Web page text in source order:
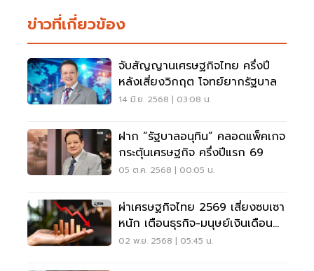
ข่าวที่เกี่ยวข้อง
จับสัญญานเศรษฐกิจไทย ครึ่งปี
หลังเสี่ยงวิกฤต โจทย์ยากรัฐบาล
14 มิ.ย. 2568 | 03:08 น.
ฝาก “รัฐบาลอนุทิน” คลอดแพ็คเกจ
กระตุ้นเศรษฐกิจ ครึ่งปีแรก 69
05 ต.ค. 2568 | 00:05 น.
ผ่าเศรษฐกิจไทย 2569 เสี่ยงซบเซา
หนัก เตือนธุรกิจ-มนุษย์เงินเดือน
รับมือด่วน
02 พ.ย. 2568 | 05:45 น.